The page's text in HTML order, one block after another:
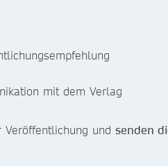
mit dem Verlag
und senden